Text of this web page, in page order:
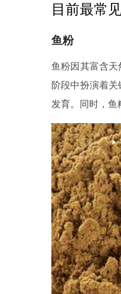
目前最常
鱼粉
鱼粉因其富含
阶段中扮演着
发育。同时，鱼